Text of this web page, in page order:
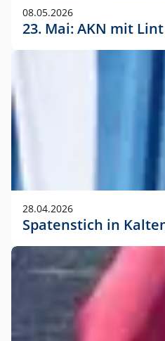
08.05.2026
23. Mai: AKN mit
28.04.2026
Spatenstich in